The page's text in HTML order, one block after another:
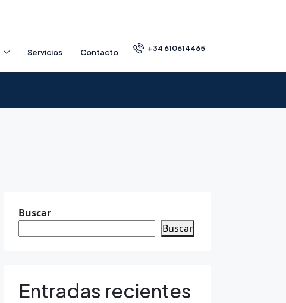
Servicios Contacto +34 610614465
Buscar
Buscar
Entradas recientes